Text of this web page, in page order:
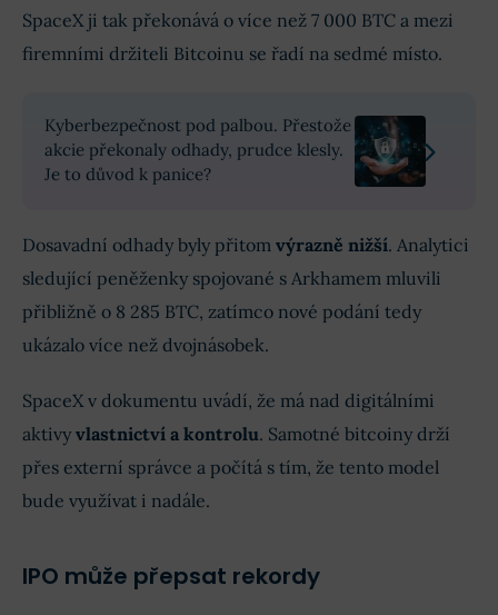
SpaceX ji tak překonává o více než 7 000 BTC a mezi
firemními držiteli Bitcoinu se řadí na sedmé místo.
Kyberbezpečnost pod palbou. Přestože
akcie překonaly odhady, prudce klesly.
Je to důvod k panice?
Dosavadní odhady byly přitom výrazně nižší. Analytici
sledující peněženky spojované s Arkhamem mluvili
přibližně o 8 285 BTC, zatímco nové podání tedy
ukázalo více než dvojnásobek.
SpaceX v dokumentu uvádí, že má nad digitálními
aktivy vlastnictví a kontrolu. Samotné bitcoiny drží
přes externí správce a počítá s tím, že tento model
bude využívat i nadále.
IPO může přepsat rekordy